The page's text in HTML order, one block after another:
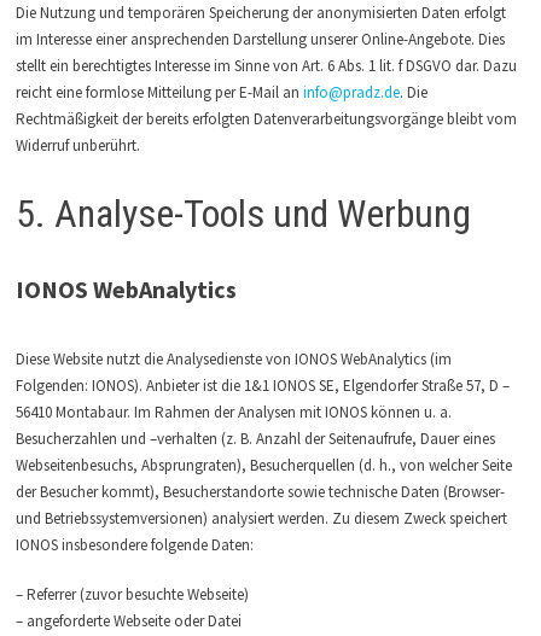
Die Nutzung und temporären Speicherung der anonymisierten Daten erfolgt
im Interesse einer ansprechenden Darstellung unserer Online-Angebote. Dies
stellt ein berechtigtes Interesse im Sinne von Art. 6 Abs. 1 lit. f DSGVO dar. Dazu
reicht eine formlose Mitteilung per E-Mail an info@pradz.de. Die
Rechtmäßigkeit der bereits erfolgten Datenverarbeitungsvorgänge bleibt vom
Widerruf unberührt.
5. Analyse-Tools und Werbung
IONOS WebAnalytics
Diese Website nutzt die Analysedienste von IONOS WebAnalytics (im
Folgenden: IONOS). Anbieter ist die 1&1 IONOS SE, Elgendorfer Straße 57, D –
56410 Montabaur. Im Rahmen der Analysen mit IONOS können u. a.
Besucherzahlen und –verhalten (z. B. Anzahl der Seitenaufrufe, Dauer eines
Webseitenbesuchs, Absprungraten), Besucherquellen (d. h., von welcher Seite
der Besucher kommt), Besucherstandorte sowie technische Daten (Browser-
und Betriebssystemversionen) analysiert werden. Zu diesem Zweck speichert
IONOS insbesondere folgende Daten:
– Referrer (zuvor besuchte Webseite)
– angeforderte Webseite oder Datei